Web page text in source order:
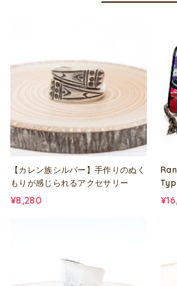
【カレン族シルバー】手作りのぬく
もりが感じられるアクセサリー
¥8,280